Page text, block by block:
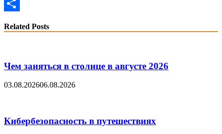
Email
Related Posts
Чем заняться в столице в августе 2026
03.08.202606.08.2026
Кибербезопасность в путешествиях